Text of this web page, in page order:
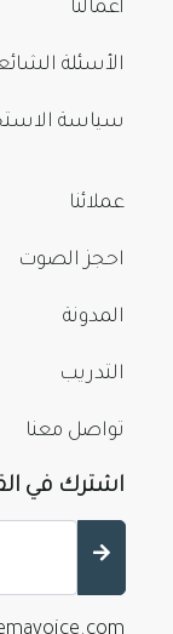
أعمالنا
الأسئلة
سياسة
عملائنا
احجز الصوت
المدونة
التدريب
تواصل معنا
اشترك في